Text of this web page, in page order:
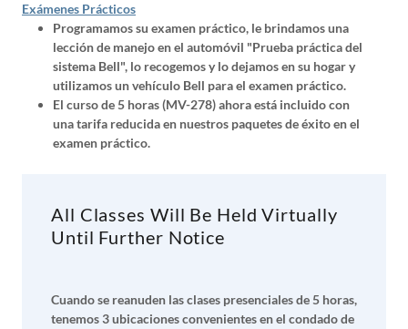
Exámenes Prácticos
Programamos su examen práctico, le brindamos una
lección de manejo en el automóvil "Prueba práctica del
sistema Bell", lo recogemos y lo dejamos en su hogar y
utilizamos un vehículo Bell para el examen práctico.
El curso de 5 horas (MV-278) ahora está incluido con
una tarifa reducida en nuestros paquetes de éxito en el
examen práctico.
All Classes Will Be Held Virtually
Until Further Notice
Cuando se reanuden las clases presenciales de 5 horas,
tenemos 3 ubicaciones convenientes en el condado de